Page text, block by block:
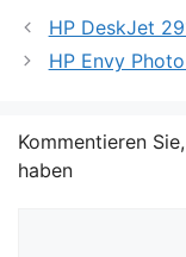
HP DeskJet
HP Envy
Kommentieren
haben